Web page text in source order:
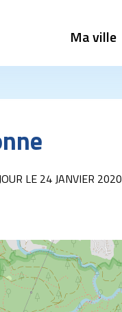
Ma ville
LE 24 JANVIER 2020